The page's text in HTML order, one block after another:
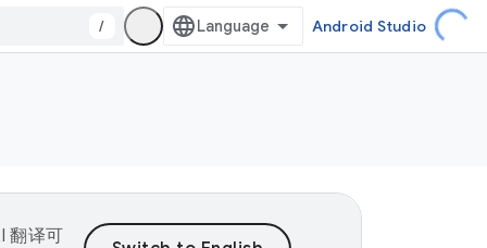
/ Android Studio
翻译可